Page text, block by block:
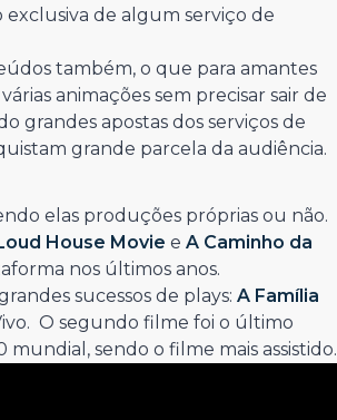
de algum serviço de
também, o que para amantes
animações sem precisar sair de
grandes apostas dos serviços de
grande parcela da audiência.
elas produções próprias ou não.
House Movie e A Caminho da
nos últimos anos.
sucessos de plays: A Família
O segundo filme foi o último
sendo o filme mais assistido.